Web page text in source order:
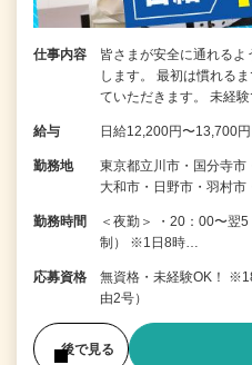
仕事内容
皆さまが安全に通れる
します。 最初は慣れる
ていただきます。 未経
給与 日給12,200円〜13,700円
勤務地
東京都立川市・国分寺市
大和市・日野市・羽村
勤務時間
＜夜勤＞ ・20：00〜翌
制） ※1日8時…
応募資格
無資格・未経験OK！
由2号）
後で見る